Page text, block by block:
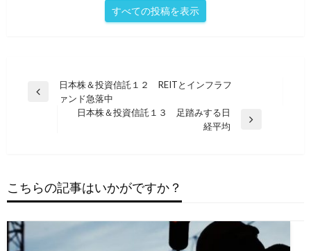
すべての投稿を表示
投
ー
シ
ョ
ン
日本株＆投資信託１２ REITとインフラフ
ァンド急落中
日本株＆投資信託１３ 足踏みする日
経平均
こちらの記事はいかがですか？